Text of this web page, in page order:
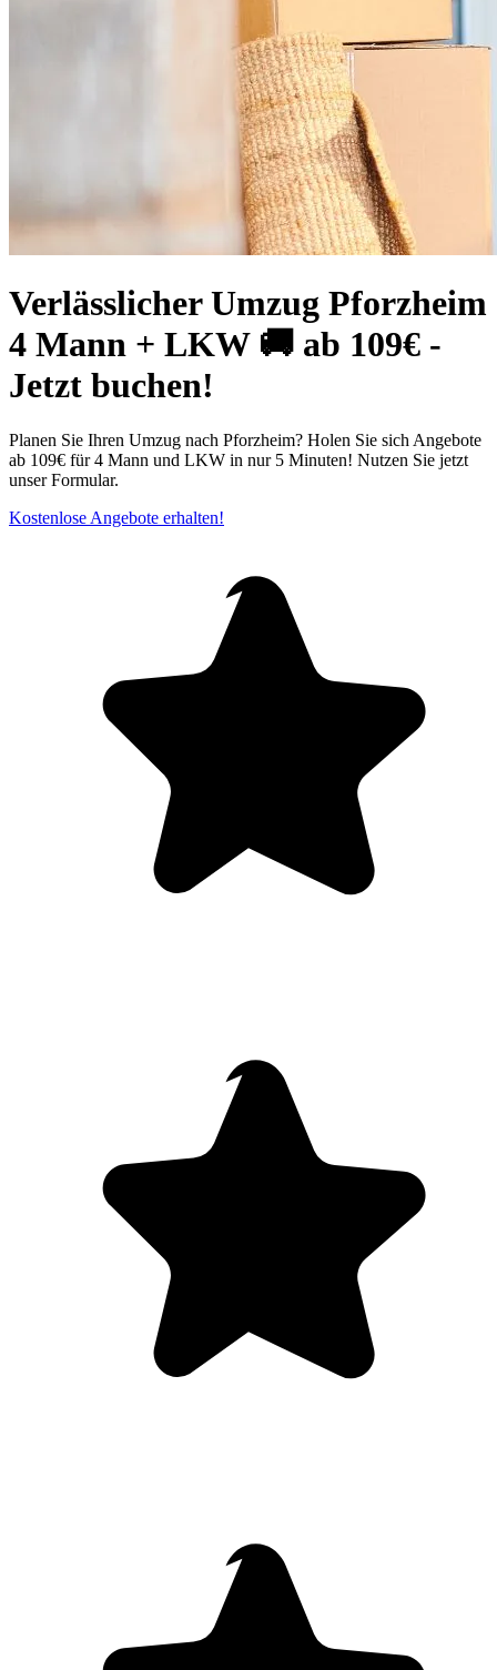
Verlässlicher Umzug Pforzheim
4 Mann + LKW 🚚 ab 109€ -
Jetzt buchen!
Planen Sie Ihren Umzug nach Pforzheim? Holen Sie sich Angebote
ab 109€ für 4 Mann und LKW in nur 5 Minuten! Nutzen Sie jetzt
unser Formular.
Kostenlose Angebote erhalten!